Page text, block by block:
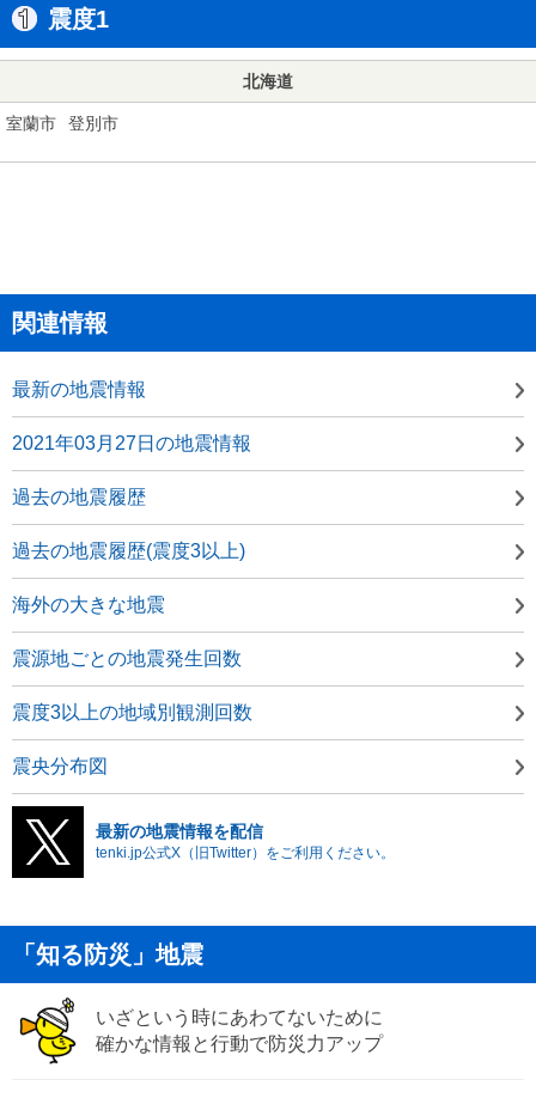
震度1
北海道
室蘭市 登別市
関連情報
最新の地震情報
2021年03月27日の地震情報
過去の地震履歴
過去の地震履歴(震度3以上)
海外の大きな地震
震源地ごとの地震発生回数
震度3以上の地域別観測回数
震央分布図
最新の地震情報を配信
tenki.jp公式X（旧Twitter）をご利用ください。
「知る防災」地震
いざという時にあわてないために
確かな情報と行動で防災力アップ